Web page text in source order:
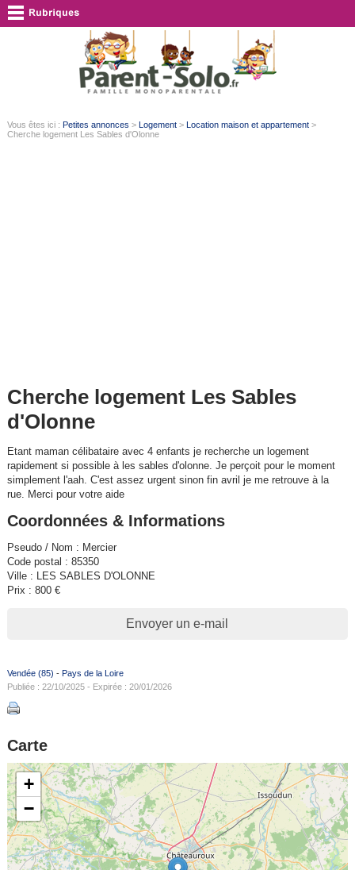
Vous êtes ici : Petites annonces > Logement> Location maison et appartement>
Cherche logement Les Sables d'Olonne
Cherche logement Les Sables
d'Olonne
Etant maman célibataire avec 4 enfants je recherche un logement
rapidement si possible à les sables d'olonne. Je perçoit pour le moment
simplement l'aah. C'est assez urgent sinon fin avril je me retrouve à la
rue. Merci pour votre aide
Coordonnées & Informations
Pseudo / Nom : Mercier
Code postal : 85350
Ville : LES SABLES D'OLONNE
Prix : 800 €
Envoyer un e-mail
Vendée (85) - Pays de la Loire
Publiée : 22/10/2025 - Expirée : 20/01/2026
Carte
+
−